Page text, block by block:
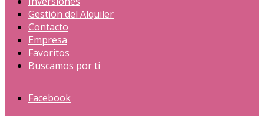
Gestión del Alquiler
Contacto
Empresa
Favoritos
Buscamos por ti
Facebook